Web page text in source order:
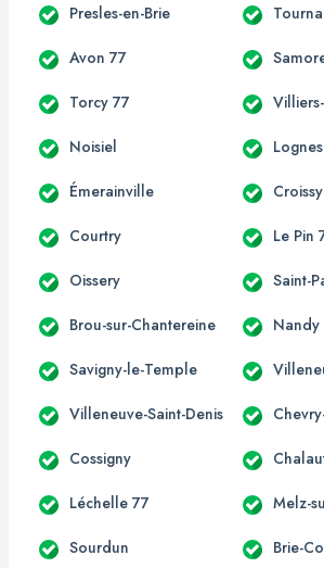
Presles-en-Brie
Avon 77
Torcy 77
Noisiel Lognes
Émerainville
Courtry Le Pin
Oissery Saint-
Brou-sur-Chantereine Nandy
Savigny-le-Temple
Villeneuve-Saint-Denis
Cossigny
Léchelle 77 Melz-
Sourdun Brie-